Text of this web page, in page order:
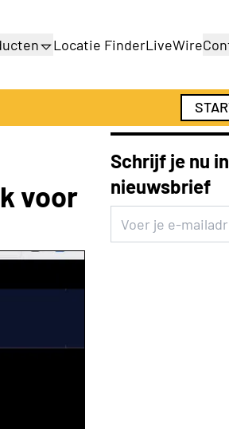
Locatie FinderLiveWire
Adverteren
voor
Schrijf je nu
nieuwsbrief